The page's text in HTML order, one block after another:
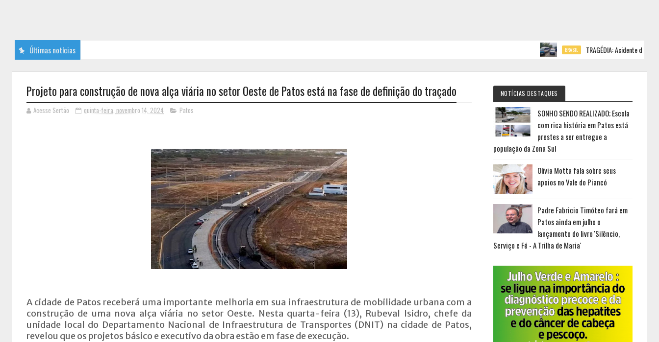
Últimas notícias BRASIL TRAGÉDIA: Acidente deixa cinco
Projeto para construção de nova alça viária no setor Oeste de Patos está na fase de definição do traçado
Acesse Sertão quinta-feira, novembro 14, 2024 Patos
A cidade de Patos receberá uma importante melhoria em sua infraestrutura de mobilidade urbana com a
construção de uma nova alça viária no setor Oeste. Nesta quarta-feira (13), Rubeval Isidro, chefe da
unidade local do Departamento Nacional de Infraestrutura de Transportes (DNIT) na cidade de Patos,
revelou que os projetos básico e executivo da obra estão em fase de execução.
NOTÍCIAS DESTAQUES
SONHO SENDO REALIZADO; Escola
com rica história em Patos está
prestes a ser entregue a
população da Zona Sul
Olívia Motta fala sobre seus
apoios no Vale do Piancó
Padre Fabricio Timóteo fará em
Patos ainda em julho o
lançamento do livro 'Silêncio,
Serviço e Fé - A Trilha de Maria'